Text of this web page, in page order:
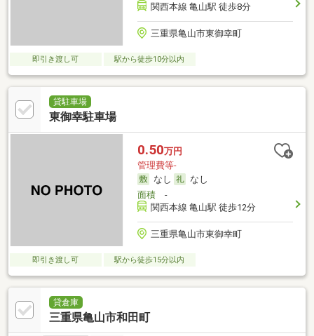
関西本線 亀山駅 徒歩8分
三重県亀山市東御幸町
即引き渡し可 駅から徒歩10分以内
貸駐車場
東御幸駐車場
0.50万円
管理費等-
なし
なし
面積-
関西本線 亀山駅 徒歩12分
三重県亀山市東御幸町
即引き渡し可 駅から徒歩15分以内
貸倉庫
三重県亀山市和田町